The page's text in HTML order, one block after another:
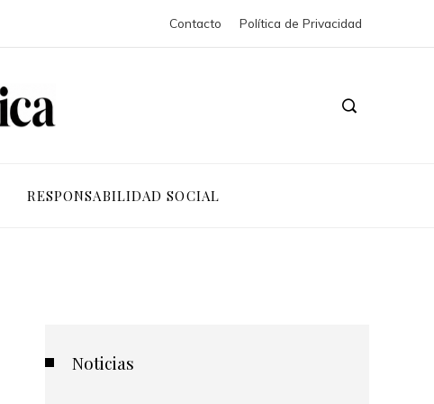
Contacto Política de Privacidad
RESPONSABILIDAD SOCIAL
Noticias